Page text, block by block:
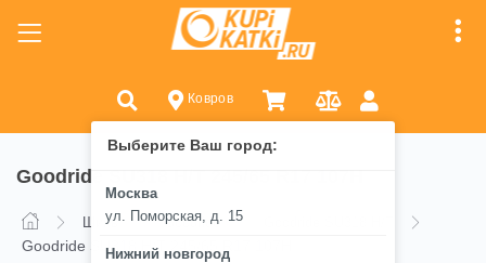
Ковров
Выберите Ваш город:
Москва
ул. Поморская, д. 15
Нижний новгород
Goodride SU318 H/T 245/65 R17 107H
Шины Goodride
Goodride SU318 H/T 245/65 R17 107H